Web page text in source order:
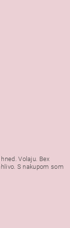
Volaju. Bex
S nakupom som